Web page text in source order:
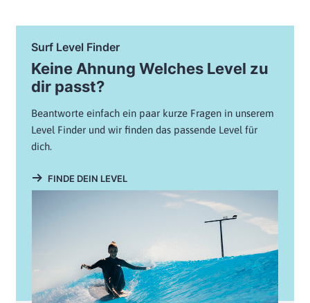
Surf Level Finder
Keine Ahnung Welches Level zu
dir passt?
Beantworte einfach ein paar kurze Fragen in unserem
Level Finder und wir finden das passende Level für
dich.
FINDE DEIN LEVEL